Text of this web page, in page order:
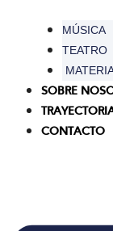
MÚSICA
TEATRO
SOBRE
CONTACTO